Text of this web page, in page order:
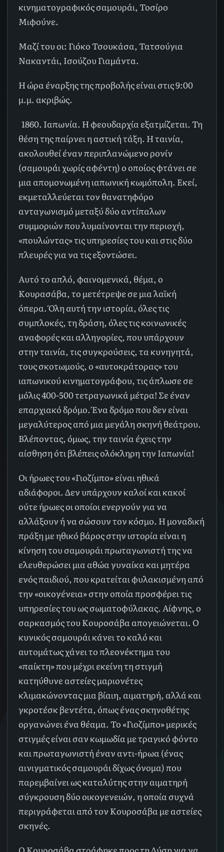
κινηματογραφικός σαμουράι, Τοσίρο
Μιφούνε.
Μαζί του οι: Γιόκο Τσουκάσα, Τατσούγια
Νακαντάι, Ισούζου Γιαμάντα.
Η ώρα έναρξης της προβολής είναι στις 9:00
μ.μ. ακριβώς.
1860. Ιαπωνία. Η φεουδαρχία εξατμίζεται. Τη
θέση της παίρνει η αστική τάξη. Η ταινία,
ακολουθεί έναν περιπλανώμενο ρονίν
(σαμουράι χωρίς αφέντη) ο οποίος φτάνει σε
μια απομονωμένη ιαπωνική κωμόπολη. Εκεί,
εκμεταλλεύεται τον θανατηφόρο
ανταγωνισμό μεταξύ δύο αντίπαλων
συμμοριών που λυμαίνονται την περιοχή,
«πουλώντας» τις υπηρεσίες του και στις δύο
πλευρές για να τις εξοντώσει.
Αυτό το απλό, φαινομενικά, θέμα, ο
Κουρασάβα, το μετέτρεψε σε μια λαϊκή
όπερα. Όλη αυτή την ιστορία, όλες τις
συμπλοκές, τη δράση, όλες τις κοινωνικές
αναφορές και αλληγορίες, που υπάρχουν
στην ταινία, τις συγκρούσεις, τα κυνηγητά,
τους σκοτωμούς, ο «αυτοκράτορας» του
ιαπωνικού κινηματογράφου, τις άπλωσε σε
μόλις 400-500 τετραγωνικά μέτρα! Σε έναν
επαρχιακό δρόμο. Ένα δρόμο που δεν είναι
μεγαλύτερος από μια μεγάλη σκηνή θεάτρου.
Βλέποντας, όμως, την ταινία έχεις την
αίσθηση ότι βλέπεις ολόκληρη την Ιαπωνία!
Οι ήρωες του «Γιοζίμπο» είναι ηθικά
αδιάφοροι. Δεν υπάρχουν καλοί και κακοί
ούτε ήρωες οι οποίοι ενεργούν για να
αλλάξουν ή να σώσουν τον κόσμο. Η μοναδική
πράξη με ηθικό βάρος στην ιστορία είναι η
κίνηση του σαμουράι πρωταγωνιστή της να
ελευθερώσει μια αθώα γυναίκα και μητέρα
ενός παιδιού, που κρατείται φυλακισμένη από
την «οικογένεια» στην οποία προσφέρει τις
υπηρεσίες του ως σωματοφύλακας. Αίφνης, ο
σαρκασμός του Κουροσάβα απογειώνεται. Ο
κυνικός σαμουράι κάνει το καλό και
αυτομάτως χάνει το πλεονέκτημα του
«παίκτη» που μέχρι εκείνη τη στιγμή
κατηύθυνε αστείες μαριονέτες
κλιμακώνοντας μια βίαιη, αιματηρή, αλλά και
γκροτέσκ βεντέτα, όπως ένας σκηνοθέτης
οργανώνει ένα θέαμα. Το «Γιοζίμπο» μερικές
στιγμές είναι σαν κωμωδία με τραγικό φόντο
και πρωταγωνιστή έναν αντι-ήρωα (ένας
αινιγματικός σαμουράι δίχως όνομα) που
παρεμβαίνει ως καταλύτης στην αιματηρή
σύγκρουση δύο οικογενειών, η οποία συχνά
περιγράφεται από τον Κουροσάβα με αστείες
σκηνές.